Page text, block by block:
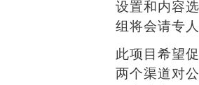
设置和内容
组将会请专
此项目希望
两个渠道对